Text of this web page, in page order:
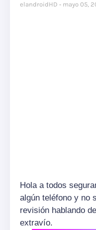
elandroidHD mayo 05,
Hola a todos
algún teléfono y no
revisión hablando
extravío.